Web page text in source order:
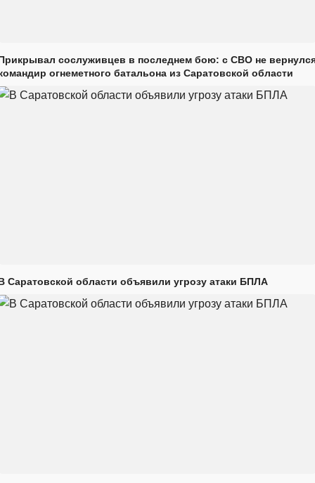
сослуживцев в последнем бою: с СВО не
огнеметного батальона из Саратовской области
Саратовской области объявили угрозу атаки БПЛА